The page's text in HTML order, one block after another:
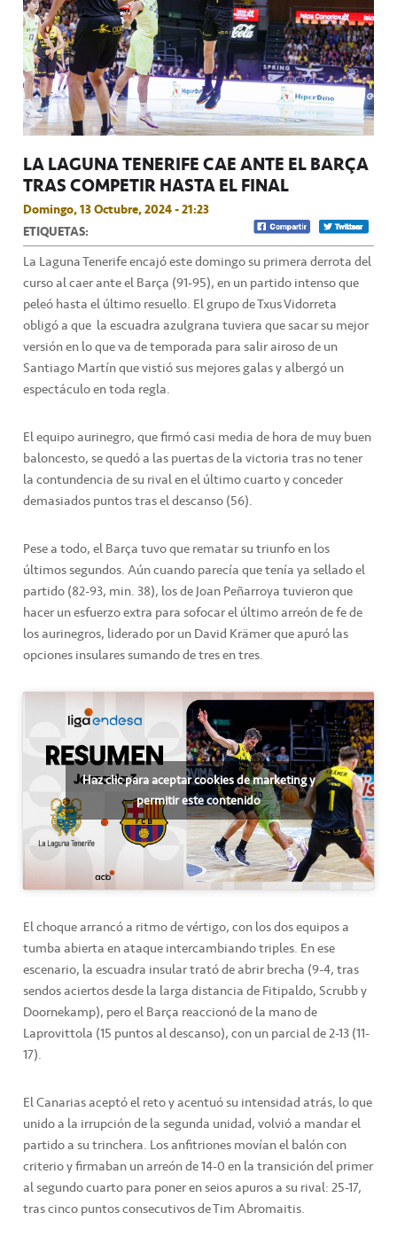
LA LAGUNA TENERIFE CAE ANTE EL BARÇA
TRAS COMPETIR HASTA EL FINAL
Domingo, 13 Octubre, 2024 - 21:23
ETIQUETAS:
La Laguna Tenerife encajó este domingo su primera derrota del
curso al caer ante el Barça (91-95), en un partido intenso que
peleó hasta el último resuello. El grupo de Txus Vidorreta
obligó a que la escuadra azulgrana tuviera que sacar su mejor
versión en lo que va de temporada para salir airoso de un
Santiago Martín que vistió sus mejores galas y albergó un
espectáculo en toda regla.
El equipo aurinegro, que firmó casi media de hora de muy buen
baloncesto, se quedó a las puertas de la victoria tras no tener
la contundencia de su rival en el último cuarto y conceder
demasiados puntos tras el descanso (56).
Pese a todo, el Barça tuvo que rematar su triunfo en los
últimos segundos. Aún cuando parecía que tenía ya sellado el
partido (82-93, min. 38), los de Joan Peñarroya tuvieron que
hacer un esfuerzo extra para sofocar el último arreón de fe de
los aurinegros, liderado por un David Krämer que apuró las
opciones insulares sumando de tres en tres.
Haz clic para aceptar cookies de marketing y
permitir este contenido
El choque arrancó a ritmo de vértigo, con los dos equipos a
tumba abierta en ataque intercambiando triples. En ese
escenario, la escuadra insular trató de abrir brecha (9-4, tras
sendos aciertos desde la larga distancia de Fitipaldo, Scrubb y
Doornekamp), pero el Barça reaccionó de la mano de
Laprovittola (15 puntos al descanso), con un parcial de 2-13 (11-
17).
El Canarias aceptó el reto y acentuó su intensidad atrás, lo que
unido a la irrupción de la segunda unidad, volvió a mandar el
partido a su trinchera. Los anfitriones movían el balón con
criterio y firmaban un arreón de 14-0 en la transición del primer
al segundo cuarto para poner en seios apuros a su rival: 25-17,
tras cinco puntos consecutivos de Tim Abromaitis.